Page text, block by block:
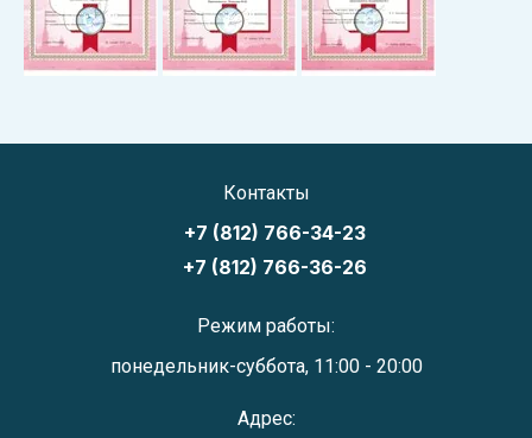
Контакты
+7 (812) 766-34-23
+7 (812) 766-36-26
Режим работы:
понедельник-суббота, 11:00 - 20:00
Адрес: